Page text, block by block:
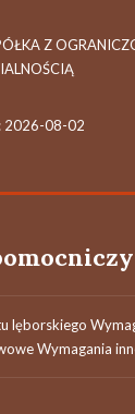
Z
2026-08-02
lęborskiego
Wymagania